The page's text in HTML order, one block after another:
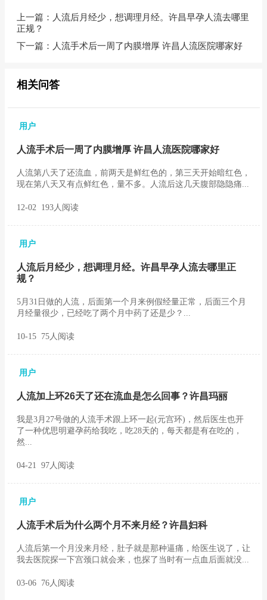
上一篇： 人流后月经少，想调理月经。许昌早孕人流去哪里
正规？
下一篇： 人流手术后一周了内膜增厚 许昌人流医院哪家好
相关问答
用户
人流手术后一周了内膜增厚 许昌人流医院哪家好
人流第八天了还流血，前两天是鲜红色的，第三天开始暗红色，
现在第八天又有点鲜红色，量不多。人流后这几天腹部隐隐痛...
12-02 193人阅读
用户
人流后月经少，想调理月经。许昌早孕人流去哪里正
规？
5月31日做的人流，后面第一个月来例假经量正常，后面三个月
月经量很少，已经吃了两个月中药了还是少？...
10-15 75人阅读
用户
人流加上环26天了还在流血是怎么回事？许昌玛丽
我是3月27号做的人流手术跟上环一起(元宫环)，然后医生也开
了一种优思明避孕药给我吃，吃28天的，每天都是有在吃的，
然...
04-21 97人阅读
用户
人流手术后为什么两个月不来月经？许昌妇科
人流后第一个月没来月经，肚子就是那种逼痛，给医生说了，让
我去医院探一下宫颈口就会来，也探了当时有一点血后面就没...
03-06 76人阅读